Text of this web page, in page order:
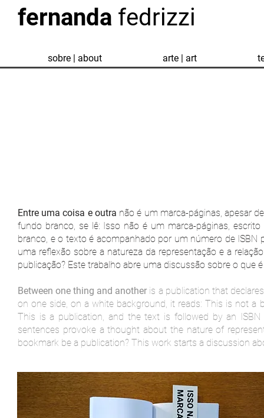
fernanda fedrizzi
sobre | about arte | art
Entre uma coisa e outra não é um marca-páginas, apesar
fundo branco, se lê: Isso não é um marca-páginas,
branco, e o texto é acompanhado por um número de ISBN
uma reflexão sobre a natureza da representação e a
publicação? Este trabalho abre uma discussão sobre o que
Between one thing and another is a publication that
on one side, on a white background, it reads: This is not a
This is a publication, and the text is followed by an
sentences provoke a thought about the nature of
bookmark be a publication? This work starts a discussion